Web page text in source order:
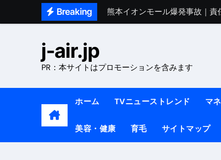
Breaking
熊本イオンモール爆発事故｜責
【医者が教える】本当に痩せる
中町綾が2週間で3.5kg痩せた
【医者が解説】このふくらはぎ
j-air.jp
PR：本サイトはプロモーションを含みます
ホーム TVニューストレンド マ
美容・健康 育毛 サイトマップ